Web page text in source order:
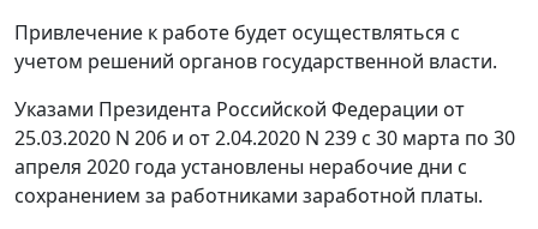
Привлечение к работе будет осуществляться с
учетом решений органов государственной власти.
Указами Президента Российской Федерации от
25.03.2020 N 206 и от 2.04.2020 N 239 с 30 марта по 30
апреля 2020 года установлены нерабочие дни с
сохранением за работниками заработной платы.